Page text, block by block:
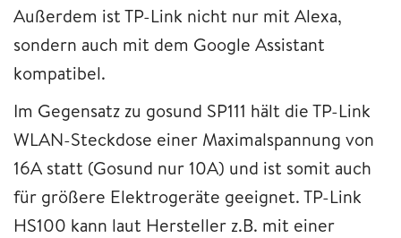
Außerdem ist TP-Link nicht nur mit Alexa,
sondern auch mit dem Google Assistant
kompatibel.
Im Gegensatz zu gosund SP111 hält die TP-Link
WLAN-Steckdose einer Maximalspannung von
16A statt (Gosund nur 10A) und ist somit auch
für größere Elektrogeräte geeignet. TP-Link
HS100 kann laut Hersteller z.B. mit einer